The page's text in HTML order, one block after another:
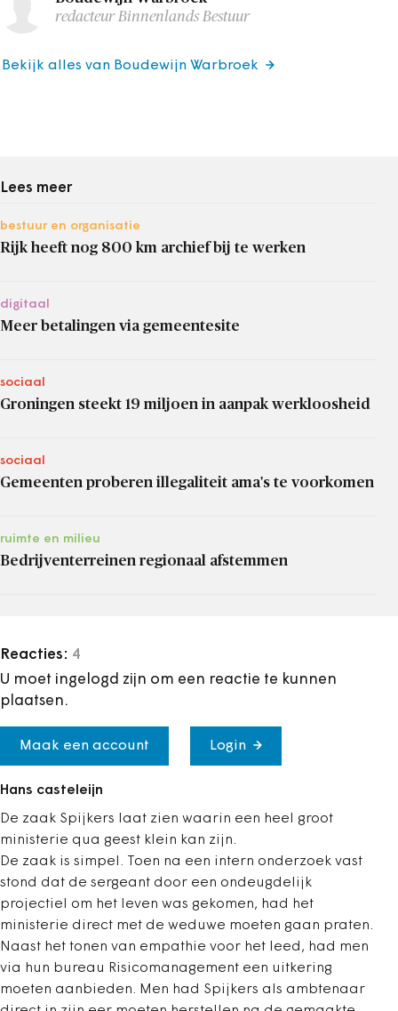
redacteur Binnenlands Bestuur
Bekijk alles van Boudewijn Warbroek
Lees meer
bestuur en organisatie
Rijk heeft nog 800 km archief bij te werken
digitaal
Meer betalingen via gemeentesite
sociaal
Groningen steekt 19 miljoen in aanpak werkloosheid
sociaal
Gemeenten proberen illegaliteit ama's te voorkomen
ruimte en milieu
Bedrijventerreinen regionaal afstemmen
Reacties: 4
U moet ingelogd zijn om een reactie te kunnen
plaatsen.
Maak een account Login
Hans casteleijn
De zaak Spijkers laat zien waarin een heel groot
ministerie qua geest klein kan zijn.
De zaak is simpel. Toen na een intern onderzoek vast
stond dat de sergeant door een ondeugdelijk
projectiel om het leven was gekomen, had het
ministerie direct met de weduwe moeten gaan praten.
Naast het tonen van empathie voor het leed, had men
via hun bureau Risicomanagement een uitkering
moeten aanbieden. Men had Spijkers als ambtenaar